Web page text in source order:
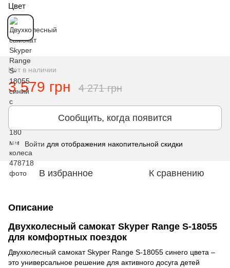
Цвет
Нет в наличии
3 579 грн 4 271 грн
Сообщить, когда появится
% Войти для отображения накопительной скидки
В избранное К сравнению
Описание
Двухколесный самокат Skyper Range S-18055
для комфортных поездок
Двухколесный самокат Skyper Range S-18055 синего цвета –
это универсальное решение для активного досуга детей